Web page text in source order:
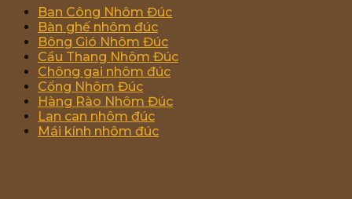
Ban Công Nhôm Đúc
Bàn ghế nhôm đúc
Bông Gió Nhôm Đúc
Cầu Thang Nhôm Đúc
Chông gai nhôm đúc
Cổng Nhôm Đúc
Hàng Rào Nhôm Đúc
Lan can nhôm đúc
Mái kính nhôm đúc